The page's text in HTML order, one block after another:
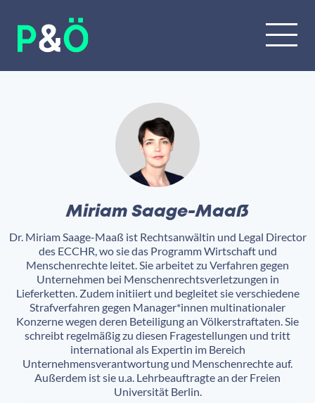
Miriam Saage-Maaß
Dr. Miriam Saage-Maaß ist Rechtsanwältin und Legal Director
des ECCHR, wo sie das Programm Wirtschaft und
Menschenrechte leitet. Sie arbeitet zu Verfahren gegen
Unternehmen bei Menschenrechtsverletzungen in
Lieferketten. Zudem initiiert und begleitet sie verschiedene
Strafverfahren gegen Manager*innen multinationaler
Konzerne wegen deren Beteiligung an Völkerstraftaten. Sie
schreibt regelmäßig zu diesen Fragestellungen und tritt
international als Expertin im Bereich
Unternehmensverantwortung und Menschenrechte auf.
Außerdem ist sie u.a. Lehrbeauftragte an der Freien
Universität Berlin.